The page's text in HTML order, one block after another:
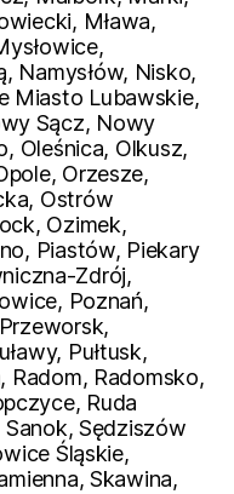
Mława,
Namysłów, Nisko,
Miasto Lubawskie,
Sącz, Nowy
Oleśnica, Olkusz,
Orzesze,
Ostrów
Ozimek,
Piastów, Piekary
Zdrój,
Poznań,
Pułtusk,
Radom, Radomsko,
Ruda
Sanok, Sędziszów
Śląskie,
Skawina,